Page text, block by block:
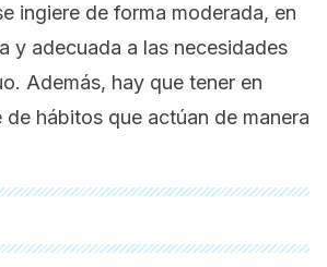
ingiere de forma moderada, en
y adecuada a las necesidades
Además, hay que tener en
de hábitos que actúan de manera
fueron revisadas a profundidad por